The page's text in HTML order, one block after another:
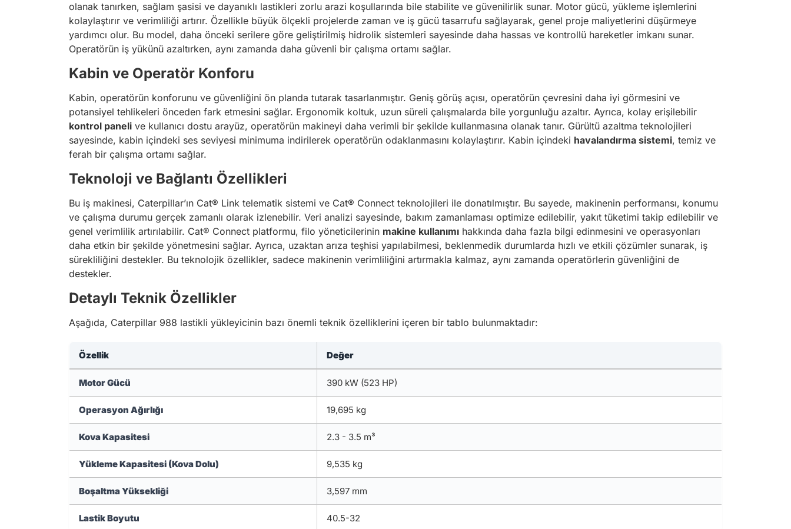
olanak tanırken, sağlam şasisi ve dayanıklı lastikleri zorlu arazi koşullarında bile stabilite ve güvenilirlik sunar. Motor gücü, yükleme işlemlerini
kolaylaştırır ve verimliliği artırır. Özellikle büyük ölçekli projelerde zaman ve iş gücü tasarrufu sağlayarak, genel proje maliyetlerini düşürmeye
yardımcı olur. Bu model, daha önceki serilere göre geliştirilmiş hidrolik sistemleri sayesinde daha hassas ve kontrollü hareketler imkanı sunar.
Operatörün iş yükünü azaltırken, aynı zamanda daha güvenli bir çalışma ortamı sağlar.
Kabin ve Operatör Konforu
Kabin, operatörün konforunu ve güvenliğini ön planda tutarak tasarlanmıştır. Geniş görüş açısı, operatörün çevresini daha iyi görmesini ve
potansiyel tehlikeleri önceden fark etmesini sağlar. Ergonomik koltuk, uzun süreli çalışmalarda bile yorgunluğu azaltır. Ayrıca, kolay erişilebilir
kontrol paneli ve kullanıcı dostu arayüz, operatörün makineyi daha verimli bir şekilde kullanmasına olanak tanır. Gürültü azaltma teknolojileri
sayesinde, kabin içindeki ses seviyesi minimuma indirilerek operatörün odaklanmasını kolaylaştırır. Kabin içindeki havalandırma sistemi, temiz ve
ferah bir çalışma ortamı sağlar.
Teknoloji ve Bağlantı Özellikleri
Bu iş makinesi, Caterpillar’ın Cat® Link telematik sistemi ve Cat® Connect teknolojileri ile donatılmıştır. Bu sayede, makinenin performansı, konumu
ve çalışma durumu gerçek zamanlı olarak izlenebilir. Veri analizi sayesinde, bakım zamanlaması optimize edilebilir, yakıt tüketimi takip edilebilir ve
genel verimlilik artırılabilir. Cat® Connect platformu, filo yöneticilerinin makine kullanımı hakkında daha fazla bilgi edinmesini ve operasyonları
daha etkin bir şekilde yönetmesini sağlar. Ayrıca, uzaktan arıza teşhisi yapılabilmesi, beklenmedik durumlarda hızlı ve etkili çözümler sunarak, iş
sürekliliğini destekler. Bu teknolojik özellikler, sadece makinenin verimliliğini artırmakla kalmaz, aynı zamanda operatörlerin güvenliğini de
destekler.
Detaylı Teknik Özellikler
Aşağıda, Caterpillar 988 lastikli yükleyicinin bazı önemli teknik özelliklerini içeren bir tablo bulunmaktadır:
Özellik Değer
Motor Gücü 390 kW (523 HP)
Operasyon Ağırlığı 19,695 kg
Kova Kapasitesi 2.3 - 3.5 m³
Yükleme Kapasitesi (Kova Dolu) 9,535 kg
Boşaltma Yüksekliği 3,597 mm
Lastik Boyutu 40.5-32